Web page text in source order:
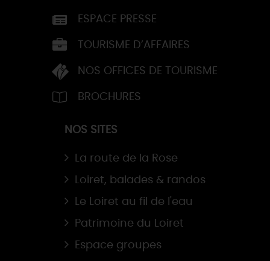
ESPACE PRESSE
TOURISME D’AFFAIRES
NOS OFFICES DE TOURISME
BROCHURES
NOS SITES
La route de la Rose
Loiret, balades & randos
Le Loiret au fil de l'eau
Patrimoine du Loiret
Espace groupes